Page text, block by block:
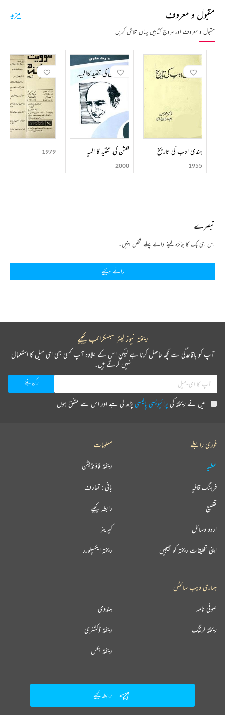
مقبول و معروف
مقبول و معروف اور مروج کتابیں یہاں تلاش کریں
مزید
ہندی ادب کی تاریخ
1955
فکشن کی تنقید کا المیہ
2000
1979
تبصرے
اس ای بک کا جائزہ لینے والے پہلے شخص بنیں۔
رائے دیجیے
ریختہ نیوز لیٹر سبسکرائب کیجیے
آپ کو باقاعدگی سے کچھ حاصل کرنا ہے لیکن اس کے علاوہ آپ کسی بھی ای میل کا استعمال
نہیں کرتے ہیں۔
میں نے ریختہ کیپرائیویسی پالیسیپڑھ لی ہے اور اس سے متفق ہوں
فوری رابطے
عطیہ
فرہنگ قافیہ
تقطیع
اردو وسائل
اپنی تخلیقات ریختہ کو بھیجیں
معلومات
ریختہ فاؤنڈیشن
بانی : تعارف
رابطہ کیجیے
کیریئر
ریختہ ایکسپلورر
ہماری ویب سائٹس
ہندوی صوفی نامہ
ریختہ ڈکشنری ریختہ لرننگ
ریختہ بکس
رابطہ کیجیے